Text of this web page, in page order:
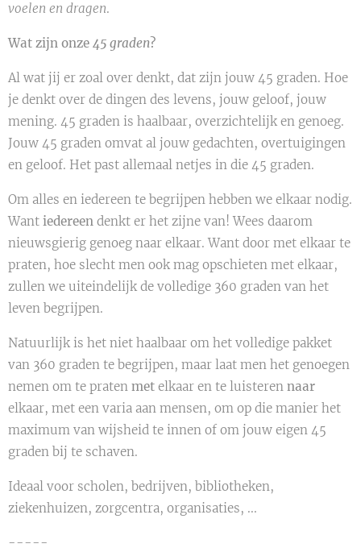
voelen en dragen.
Wat zijn onze 45 graden?
Al wat jij er zoal over denkt, dat zijn jouw 45 graden. Hoe
je denkt over de dingen des levens, jouw geloof, jouw
mening. 45 graden is haalbaar, overzichtelijk en genoeg.
Jouw 45 graden omvat al jouw gedachten, overtuigingen
en geloof. Het past allemaal netjes in die 45 graden.
Om alles en iedereen te begrijpen hebben we elkaar nodig.
Want iedereen denkt er het zijne van! Wees daarom
nieuwsgierig genoeg naar elkaar. Want door met elkaar te
praten, hoe slecht men ook mag opschieten met elkaar,
zullen we uiteindelijk de volledige 360 graden van het
leven begrijpen.
Natuurlijk is het niet haalbaar om het volledige pakket
van 360 graden te begrijpen, maar laat men het genoegen
nemen om te praten met elkaar en te luisteren naar
elkaar, met een varia aan mensen, om op die manier het
maximum van wijsheid te innen of om jouw eigen 45
graden bij te schaven.
Ideaal voor scholen, bedrijven, bibliotheken,
ziekenhuizen, zorgcentra, organisaties, ...
-----